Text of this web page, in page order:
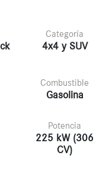
Categoría
4x4 y SUV
Combustible
Gasolina
Potencia
225 kW (306
CV)